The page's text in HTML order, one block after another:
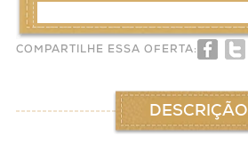
COMPARTILHE ESSA OFERTA:
DESCRIÇÃO